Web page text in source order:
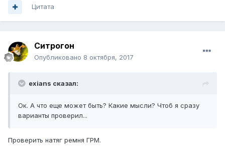
Цитата
Ситрогон
Опубликовано 8 октября, 2017
exians сказал:
Ок. А что еще может быть? Какие мысли? Чтоб я сразу
варианты проверил...
Проверить натяг ремня ГРМ.